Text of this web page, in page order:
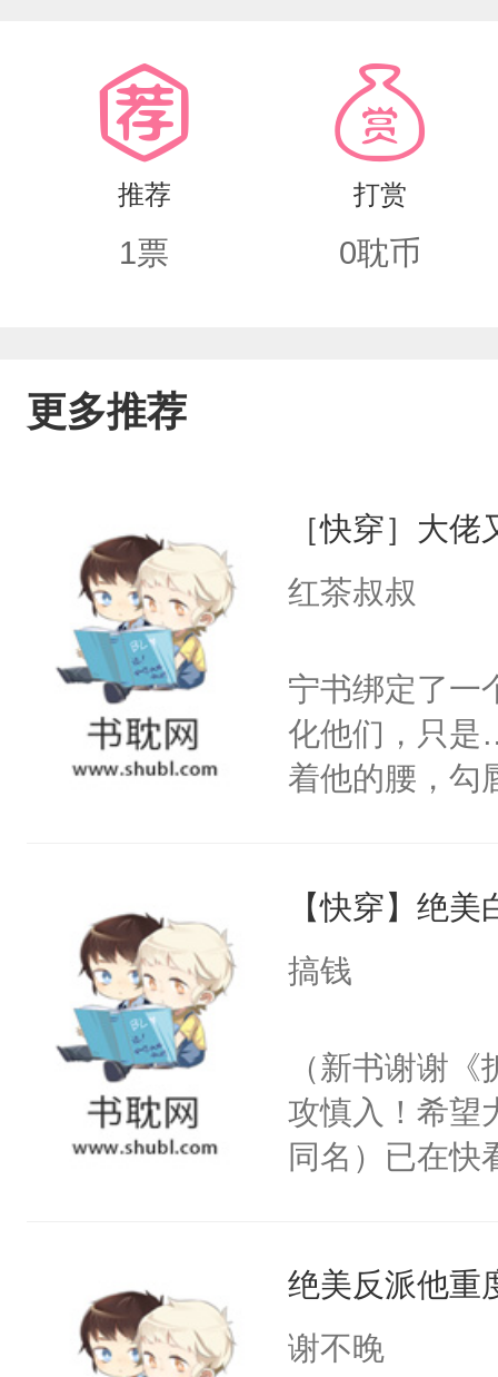
推荐
1票
打赏
0耽币
更多推荐
［快穿］大
红茶叔叔
宁书绑定了一
化他们，只是
着他的腰，勾
来，给老公
用力——为你
【快穿】绝
搞钱
（新书谢谢
攻慎入！希望
同名）已在快
成为所有白莲
I，他们决定
绝美反派他重
谢不晚